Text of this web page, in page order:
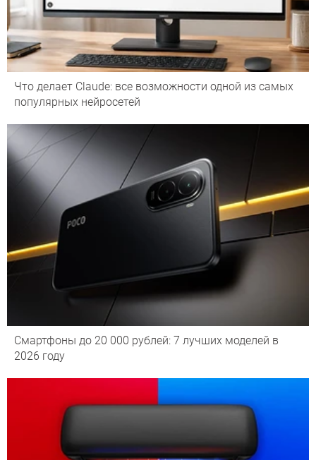
Что делает Сlaude: все возможности одной из самых
популярных нейросетей
Смартфоны до 20 000 рублей: 7 лучших моделей в
2026 году